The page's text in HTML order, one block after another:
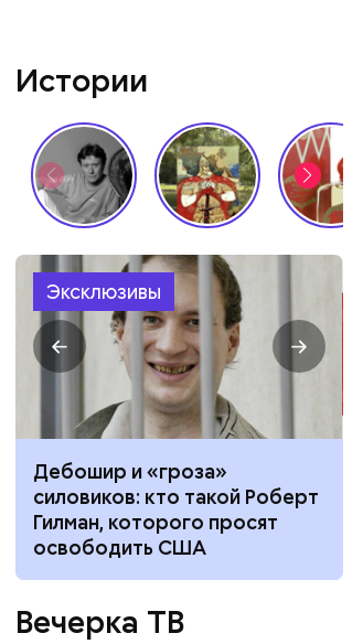
Истории
Эксклюзивы
Дебошир и «гроза»
силовиков: кто такой Роберт
Гилман, которого просят
освободить США
Вечерка ТВ